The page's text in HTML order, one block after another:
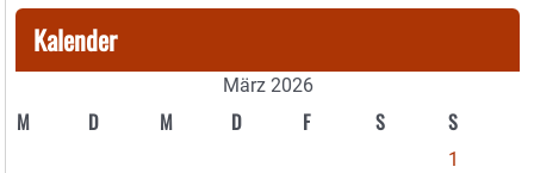
Kalender
März 2026
M D M D F S S
1